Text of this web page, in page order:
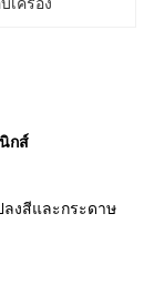
กส์
ลงสีและกระดาษ